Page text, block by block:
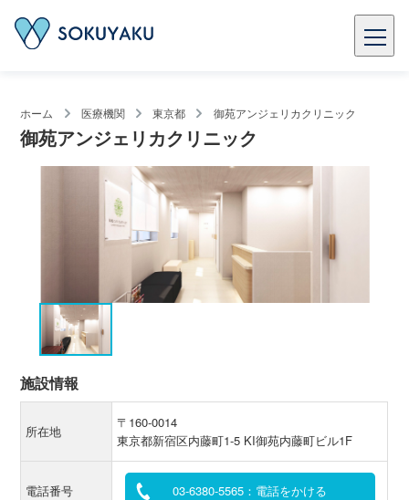
ホーム 医療機関 東京都 御苑アンジェリカクリニック
御苑アンジェリカクリニック
施設情報
所在地
〒160-0014
東京都新宿区内藤町1-5 KI御苑内藤町ビル1F
電話番号 03-6380-5565：電話をかける